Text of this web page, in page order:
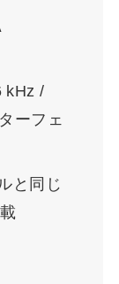
kHz /
ーフェ
と同じ